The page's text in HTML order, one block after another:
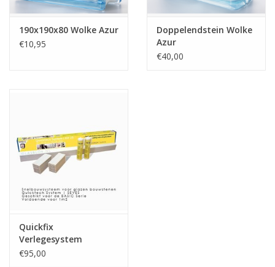
190x190x80 Wolke Azur
€10,95
Doppelendstein Wolke
Azur
€40,00
Quickfix
Verlegesystem
€95,00